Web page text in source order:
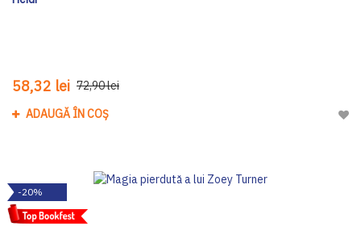
58,32 lei 72,90 lei
ADAUGĂ ÎN COȘ
-20%